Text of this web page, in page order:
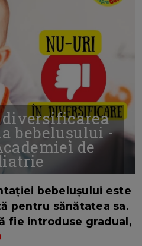
diversificarea
bebelușului -
de
bebelușului este
pentru sănătatea sa.
fie introduse gradual,